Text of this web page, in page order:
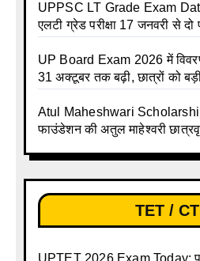
UPPSC LT Grade Exam
एलटी ग्रेड परीक्षा 17 जनवरी से
UP Board Exam 2026 में
31 अक्टूबर तक बढ़ी, छात्रों को
Atul Maheshwari
फाउंडेशन की अतुल माहेश्वरी
TET /
UPTET 2026 Exam Today: